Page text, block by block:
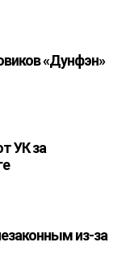
«Дунфэн»
УК за
из-за